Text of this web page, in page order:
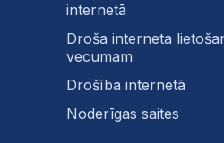
internetā
Droša interneta
vecumam
Drošība internetā
Noderīgas saites